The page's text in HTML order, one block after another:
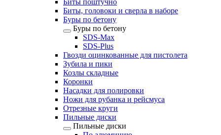
Биты поштучно
Биты, головоки и сверла в наборе
Буры по бетону
Буры по бетону
SDS-Max
SDS-Plus
Гвозди оцинкованные для пистолета
Зубила и пики
Козлы складные
Коронки
Насадки для полировки
Ножи для рубанка и рейсмуса
Отрезные круги
Пильные диски
Пильные диски